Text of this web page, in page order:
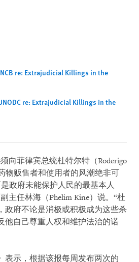
re: Extrajudicial Killings in the
re: Extrajudicial Killings in the
向菲律宾总统杜特尔特（Roderigo
物贩售者和使用者的风潮绝非可
是政府未能保护人民的最基本人
主任林海（Phelim Kine）说。“杜
政府不论是消极或积极成为这些杀
他自己尊重人权和维护法治的诺
表示，根据该报每周发布两次的